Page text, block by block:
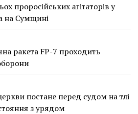
проросійських агітаторів у
на Сумщині
ракета FP-7 проходить
постане перед судом на тлі
з урядом